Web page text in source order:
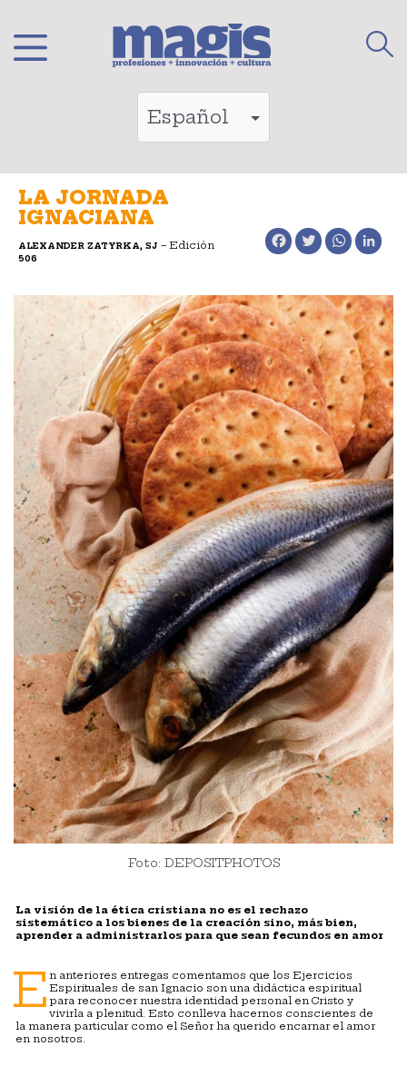
al
LA JORNADA
IGNACIANA
ALEXANDER ZATYRKA, SJ – Edición
506
Facebook Twitter WhatsApp
Foto: DEPOSITPHOTOS
La visión de la ética cristiana no es el rechazo
sistemático a los bienes de la creación sino, más bien,
aprender a administrarlos para que sean fecundos en amor
E n anteriores entregas comentamos que los Ejercicios
Espirituales de san Ignacio son una didáctica espiritual
para reconocer nuestra identidad personal en Cristo y
vivirla a plenitud. Esto conlleva hacernos conscientes de
la manera particular como el Señor ha querido encarnar el amor
en nosotros.